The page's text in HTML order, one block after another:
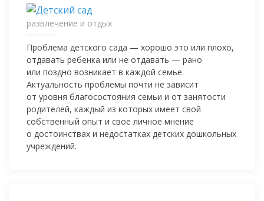
развлечение и отдых
Проблема детского сада — хорошо это или плохо,
отдавать ребенка или не отдавать — рано
или поздно возникает в каждой семье.
Актуальность проблемы почти не зависит
от уровня благосостояния семьи и от занятости
родителей, каждый из которых имеет свой
собственный опыт и свое личное мнение
о достоинствах и недостатках детских дошкольных
учреждений.